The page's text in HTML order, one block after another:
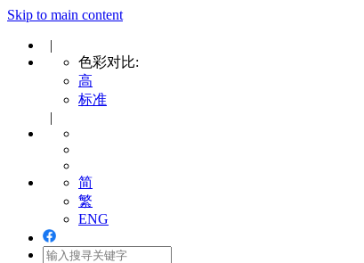
Skip to main content
|
色彩对比:
高
标准
|
简
繁
ENG